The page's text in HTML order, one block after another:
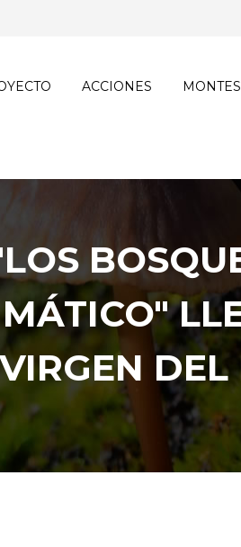
ACCIONES
DEL